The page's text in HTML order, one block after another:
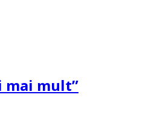
mai mult”